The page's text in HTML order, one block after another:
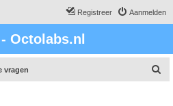
Aanmelden
Registreer
Octolabs.nl
vragen